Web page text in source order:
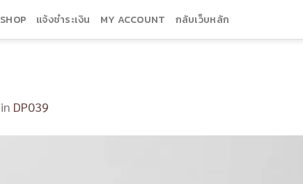
SHOP แจ้งชำระเงิน MY ACCOUNT กลับเว็บหลัก
in DP039